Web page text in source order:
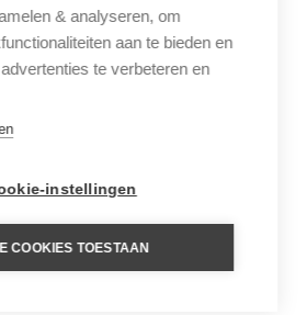
& analyseren, om
aan te bieden en
te verbeteren en
instellingen
COOKIES TOESTAAN